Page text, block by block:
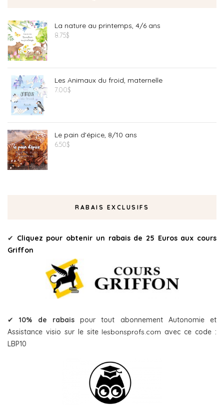
La nature au printemps, 4/6 ans
8.75$
Les Animaux du froid, maternelle
7.00$
Le pain d'épice, 8/10 ans
6.50$
RABAIS EXCLUSIFS
✔ Cliquez pour obtenir un rabais de 25 Euros aux cours
Griffon
✔10% de rabaispour tout abonnement Autonomie et
Assistance visio sur le site lesbonsprofs.com avec ce code :
LBP10